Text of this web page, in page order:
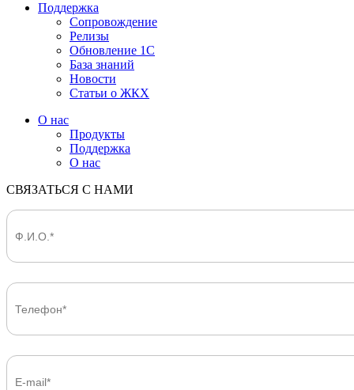
Поддержка
Сопровождение
Релизы
Обновление 1С
База знаний
Новости
Статьи о ЖКХ
О нас
Продукты
Поддержка
О нас
СВЯЗАТЬСЯ С НАМИ